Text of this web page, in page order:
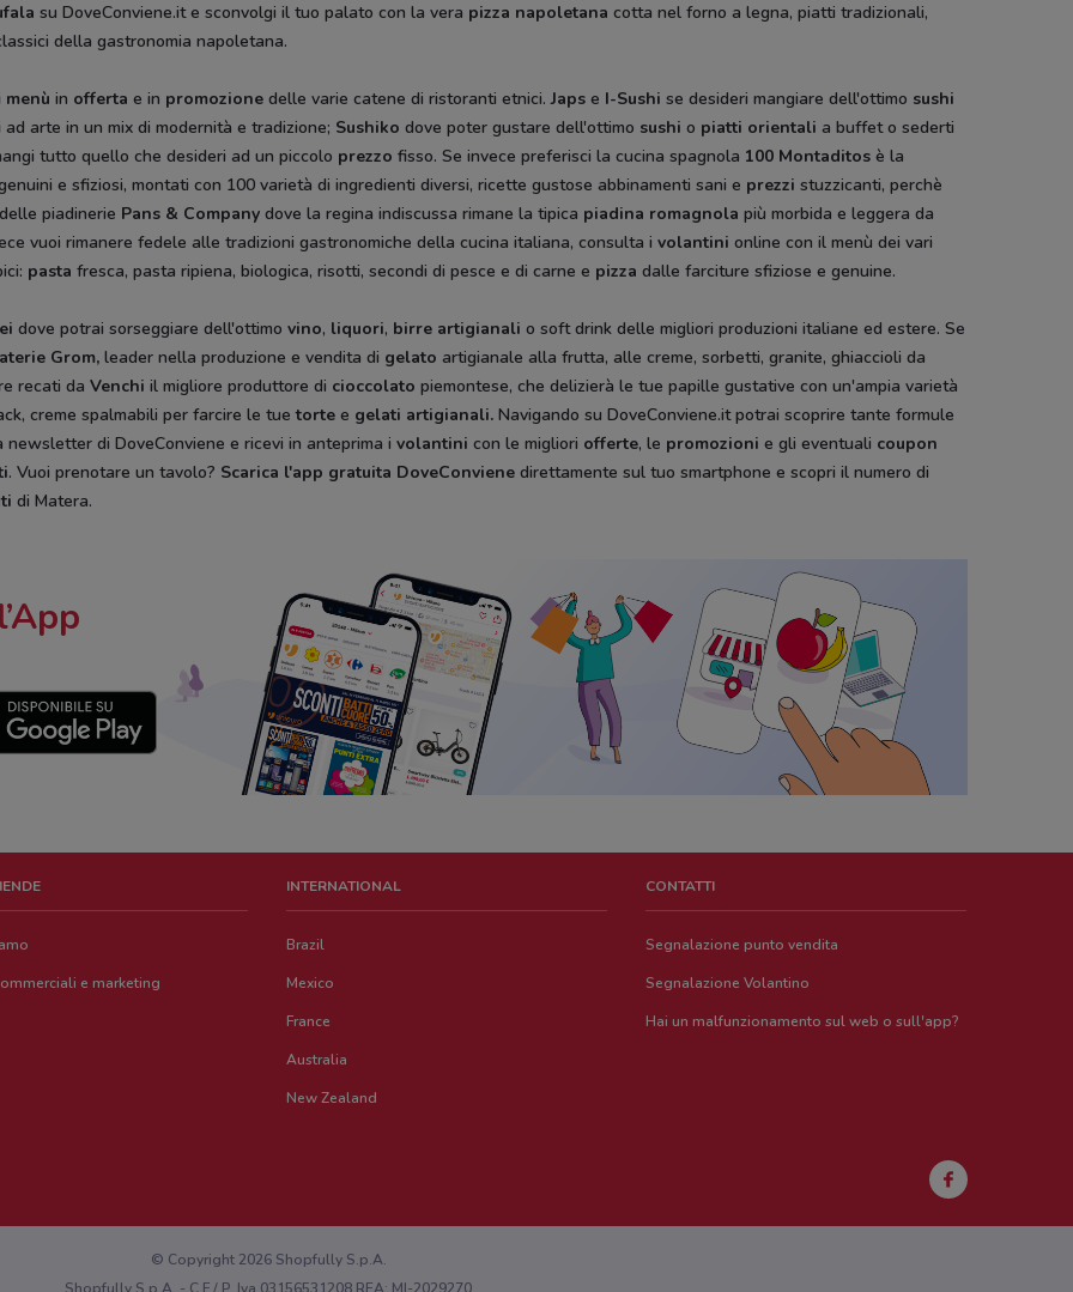
su DoveConviene.it e sconvolgi il tuo palato con la vera pizza napoletana cotta nel forno a legna, piatti tradizionali,
della gastronomia napoletana.
menù in offerta e in promozione delle varie catene di ristoranti etnici.Japs e I-Sushi se desideri mangiare dell'ottimo sushi
arte in un mix di modernità e tradizione; Sushiko dove poter gustare dell'ottimo sushi o piatti orientali a buffet o sederti
tutto quello che desideri ad un piccolo prezzo fisso. Se invece preferisci la cucina spagnola 100 Montaditos è la
e sfiziosi, montati con 100 varietà di ingredienti diversi, ricette gustose abbinamenti sani e prezzi stuzzicanti, perchè
piadinerie Pans & Company dove la regina indiscussa rimane la tipica piadina romagnola più morbida e leggera da
vuoi rimanere fedele alle tradizioni gastronomiche della cucina italiana, consulta i volantini online con il menù dei vari
pasta fresca, pasta ripiena, biologica, risotti, secondi di pesce e di carne e pizza dalle farciture sfiziose e genuine.
dove potrai sorseggiare dell'ottimo vino, liquori, birre artigianali o soft drink delle migliori produzioni italiane ed estere. Se
Grom, leader nella produzione e vendita di gelato artigianale alla frutta, alle creme, sorbetti, granite, ghiaccioli da
recati da Venchi il migliore produttore di cioccolato piemontese, che delizierà le tue papille gustative con un'ampia varietà
creme spalmabili per farcire le tuetorte e gelati artigianali. Navigando su DoveConviene.it potrai scoprire tante formule
di DoveConviene e ricevi in anteprima i volantini con le migliori offerte, le promozioni e gli eventuali coupon
. Vuoi prenotare un tavolo? Scarica l'app gratuita DoveConviene direttamente sul tuo smartphone e scopri il numero di
di Matera.
e marketing
INTERNATIONAL
Brazil
Mexico
France
Australia
New Zealand
CONTATTI
Segnalazione punto vendita
Segnalazione Volantino
Hai un malfunzionamento sul web o sull'app?
© Copyright 2026 Shopfully S.p.A.